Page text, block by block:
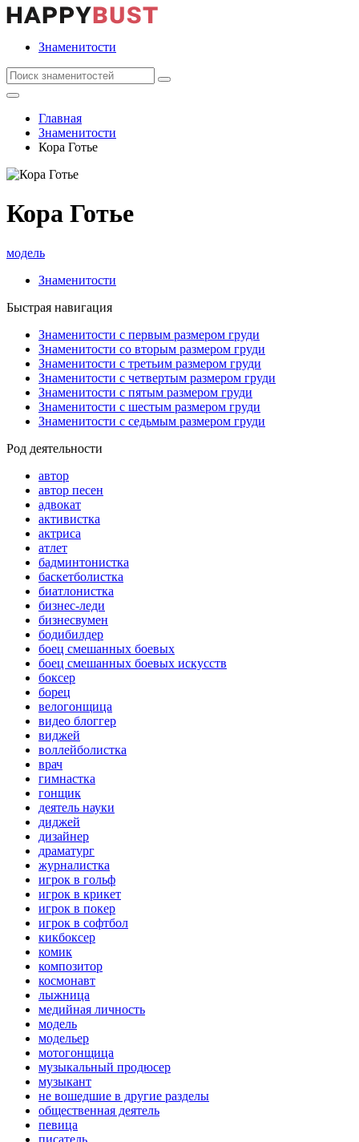
Знаменитости
Главная
Знаменитости
Кора Готье
Кора Готье
модель
Знаменитости
Быстрая навигация
Знаменитости с первым размером груди
Знаменитости со вторым размером груди
Знаменитости с третьим размером груди
Знаменитости с четвертым размером груди
Знаменитости с пятым размером груди
Знаменитости с шестым размером груди
Знаменитости с седьмым размером груди
Род деятельности
автор
автор песен
адвокат
активистка
актриса
атлет
бадминтонистка
баскетболистка
биатлонистка
бизнес-леди
бизнесвумен
бодибилдер
боец смешанных боевых
боец смешанных боевых искусств
боксер
борец
велогонщица
видео блоггер
виджей
воллейболистка
врач
гимнастка
гонщик
деятель науки
диджей
дизайнер
драматург
журналистка
игрок в гольф
игрок в крикет
игрок в покер
игрок в софтбол
кикбоксер
комик
композитор
космонавт
лыжница
медийная личность
модель
модельер
мотогонщица
музыкальный продюсер
музыкант
не вошедшие в другие разделы
общественная деятель
певица
писатель